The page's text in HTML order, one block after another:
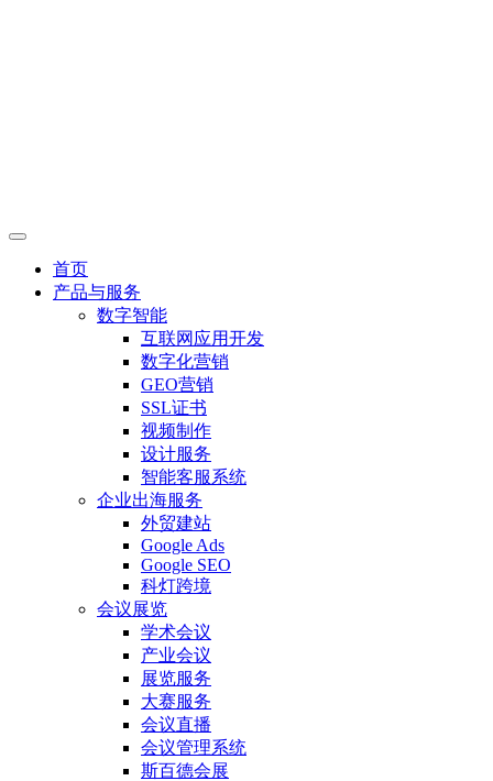
首页
产品与服务
数字智能
互联网应用开发
数字化营销
GEO营销
SSL证书
视频制作
设计服务
智能客服系统
企业出海服务
外贸建站
Google Ads
Google SEO
科灯跨境
会议展览
学术会议
产业会议
展览服务
大赛服务
会议直播
会议管理系统
斯百德会展